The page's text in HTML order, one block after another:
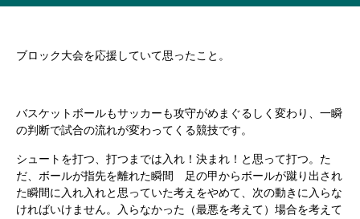
ブロック大会を応援していて思ったこと。
バスケットボールもサッカーも攻守がめまぐるしく変わり、一瞬
の判断で試合の流れが変わってくる競技です。
シュートを打つ、打つまでは入れ！決まれ！と思って打つ。た
だ、ボールが指先を離れた瞬間 足の甲からボールが蹴り出され
た瞬間に入れ入れと思っていた考えをやめて、次の動きに入らな
ければいけません。入らなかった（最悪を考えて）場合を考えて